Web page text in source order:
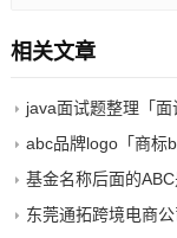
相关文章
java面试题整理「面
abc品牌logo「商标b
基金名称后面的
东莞通拓跨境电商